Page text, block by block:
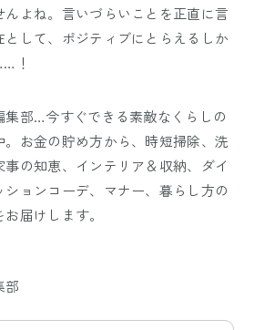
よね。言いづらいことを正直に言
として、ポジティブにとらえるしか
！
部…今すぐできる素敵なくらしの
お金の貯め方から、時短掃除、洗
の知恵、インテリア＆収納、ダイ
ョンコーデ、マナー、暮らし方の
届けします。
部